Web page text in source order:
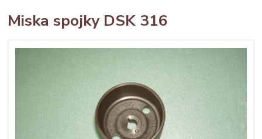
Miska spojky DSK 316